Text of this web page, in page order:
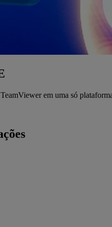
em uma só